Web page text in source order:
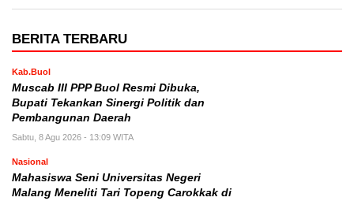
BERITA TERBARU
Kab.Buol
Muscab III PPP Buol Resmi Dibuka,
Bupati Tekankan Sinergi Politik dan
Pembangunan Daerah
Sabtu, 8 Agu 2026 - 13:09 WITA
Nasional
Mahasiswa Seni Universitas Negeri
Malang Meneliti Tari Topeng Carokkak di